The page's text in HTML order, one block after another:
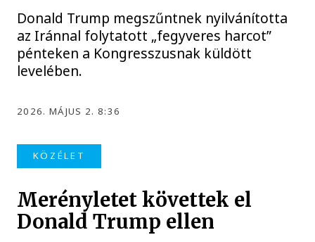
Donald Trump megszűntnek nyilvánította
az Iránnal folytatott „fegyveres harcot”
pénteken a Kongresszusnak küldött
levelében.
2026. MÁJUS 2. 8:36
KÖZÉLET
Merényletet követtek el
Donald Trump ellen